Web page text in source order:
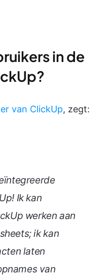
in de
van ClickUp, zegt:
Ik kan
werken aan
ik kan
laten
van